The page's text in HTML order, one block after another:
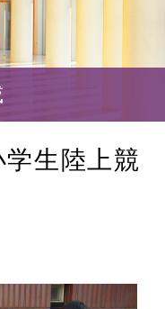
学生陸上競